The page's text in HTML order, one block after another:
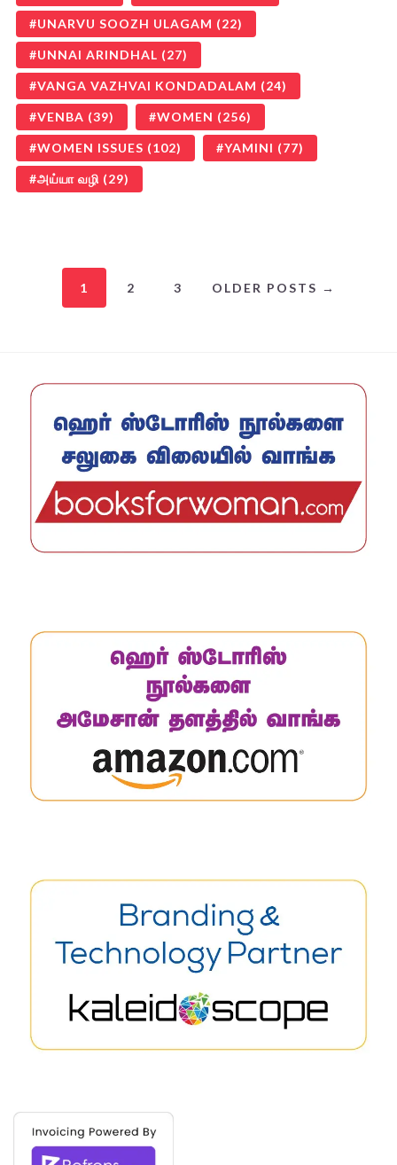
UNARVU SOOZH ULAGAM (22)
UNNAI ARINDHAL (27)
VANGA VAZHVAI KONDADALAM (24)
VENBA (39) WOMEN (256)
WOMEN ISSUES (102) YAMINI (77)
அய்யா வழி (29)
1 2 3 OLDER POSTS →